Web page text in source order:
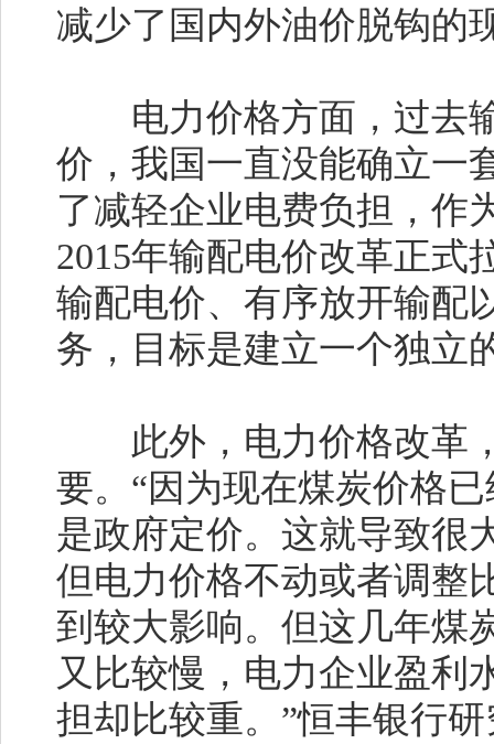
减少了国内外油价脱钩的
电力价格方面，过去输
价，我国一直没能确立一
了减轻企业电费负担，作
2015年输配电价改革正式
输配电价、有序放开输配
务，目标是建立一个独立
此外，电力价格改革，
要。“因为现在煤炭价格
是政府定价。这就导致很
但电力价格不动或者调整
到较大影响。但这几年煤
又比较慢，电力企业盈利
担却比较重。”恒丰银行